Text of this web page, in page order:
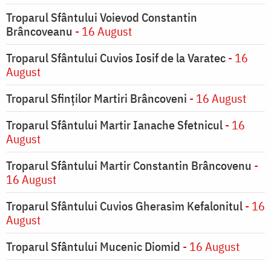
Troparul Sfântului Voievod Constantin
Brâncoveanu - 16 August
Troparul Sfântului Cuvios Iosif de la Varatec- 16
August
Troparul Sfinților Martiri Brâncoveni - 16 August
Troparul Sfântului Martir Ianache Sfetnicul- 16
August
Troparul Sfântului Martir Constantin Brâncovenu -
16 August
Troparul Sfântului Cuvios Gherasim Kefalonitul- 16
August
Troparul Sfântului Mucenic Diomid - 16 August